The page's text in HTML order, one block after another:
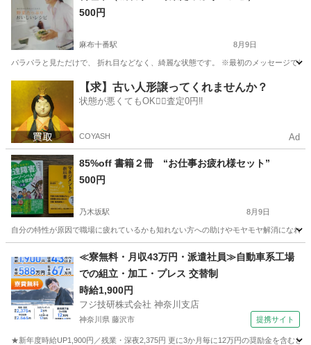
500円
麻布十番駅 8月9日
パラパラと見ただけで、 折れ目などなく、綺麗な状態です。 ※最初のメッセージで希
麻布十番駅 本/CD/DVD 料理本
【求】古い人形譲ってくれませんか？
状態が悪くてもOK🙆‍♀️査定0円‼️
COYASH Ad
85%off 書籍２冊 “お仕事お疲れ様セット”
500円
乃木坂駅 8月9日
自分の特性が原因で職場に疲れているかも知れない方への助けやモヤモヤ解消になれ
乃木坂駅 歴史、心理、教育 書籍
≪寮無料・月収43万円・派遣社員≫自動車系工場
での組立・加工・プレス 交替制
時給1,900円
フジ技研株式会社 神奈川支店
神奈川県 藤沢市 提携サイト
★新年度時給UP1,900円／残業・深夜2,375円 更に3か月毎に12万円の奨励金を含む